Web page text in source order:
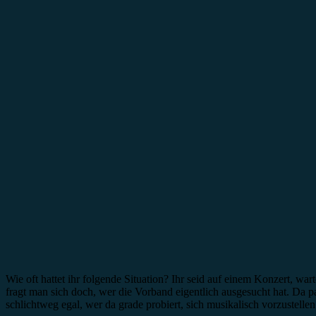
Wie oft hattet ihr folgende Situation? Ihr seid auf einem Konzert,
fragt man sich doch, wer die Vorband eigentlich ausgesucht hat. Da
schlichtweg egal, wer da grade probiert, sich musikalisch